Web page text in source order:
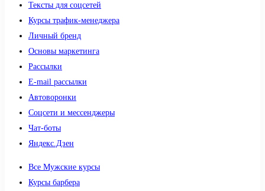
Тексты для соцсетей
Курсы трафик-менеджера
Личный бренд
Основы маркетинга
Рассылки
E-mail рассылки
Автоворонки
Соцсети и мессенджеры
Чат-боты
Яндекс.Дзен
Все Мужские курсы
Курсы барбера